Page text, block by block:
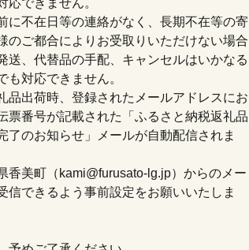
応できません。
に不在日等の連絡がなく、長期不在等の寄
のご都合によりお受取りいただけない場合
送、代替品の手配、キャンセルはいかなる
も対応できません。
品出荷時、登録されたメールアドレスにお
票番号が記載された「ふるさと納税返礼品
了のお知らせ」メールが自動配信されま
香美町（kami@furusato-lg.jp）からのメー
信できるよう事前設定をお願いいたしま